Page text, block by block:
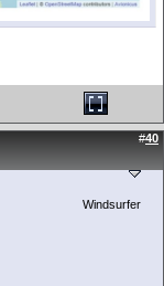
#40
Windsurfer